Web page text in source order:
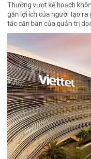
Thưởng vượt kế hoạch
gắn lợi ích của người tạo ra
tắc căn bản của quản trị